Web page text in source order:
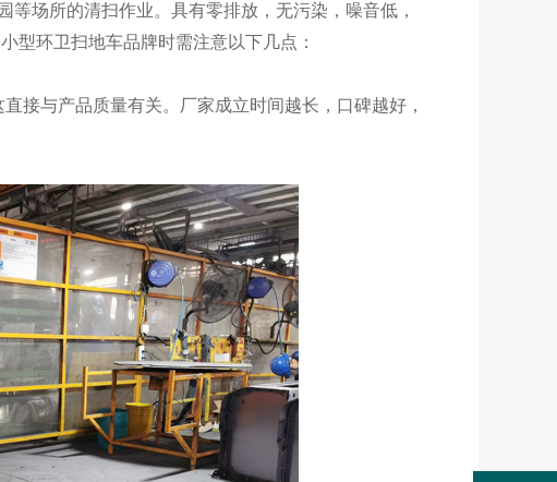
场所的清扫作业。具有零排放，无污染，噪音低，
型环卫扫地车品牌时需注意以下几点：
接与产品质量有关。厂家成立时间越长，口碑越好，